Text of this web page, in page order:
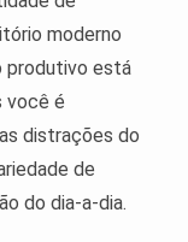
moderno
produtivo está
você é
distrações do
de
do dia-a-dia.